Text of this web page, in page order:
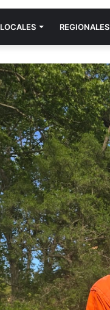
LOCALES REGIONALES